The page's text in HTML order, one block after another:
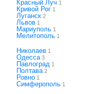
Красный Луч 1
Кривой Рог 1
Луганск 2
Львов 1
Мариуполь 1
Мелитополь 1
Николаев 1
Одесса 3
Павлоград 1
Полтава 2
Ровно 1
Симферополь 1